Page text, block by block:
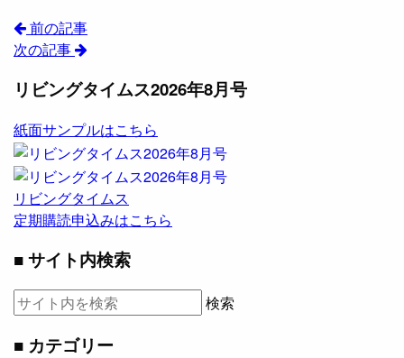
前の記事
次の記事
リビングタイムス2026年8月号
紙面サンプルはこちら
リビングタイムス
定期購読申込みはこちら
■ サイト内検索
検索
■ カテゴリー